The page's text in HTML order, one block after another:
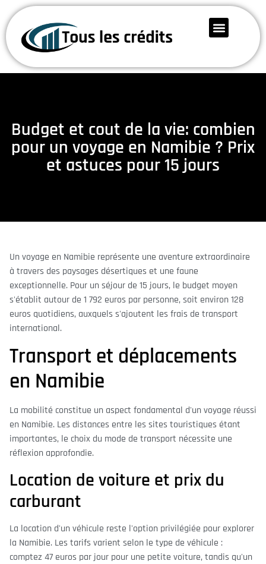
Budget et cout de la vie: combien
pour un voyage en Namibie ? Prix
et astuces pour 15 jours
Un voyage en Namibie représente une aventure extraordinaire
à travers des paysages désertiques et une faune
exceptionnelle. Pour un séjour de 15 jours, le budget moyen
s'établit autour de 1 792 euros par personne, soit environ 128
euros quotidiens, auxquels s'ajoutent les frais de transport
international.
Transport et déplacements
en Namibie
La mobilité constitue un aspect fondamental d'un voyage réussi
en Namibie. Les distances entre les sites touristiques étant
importantes, le choix du mode de transport nécessite une
réflexion approfondie.
Location de voiture et prix du
carburant
La location d'un véhicule reste l'option privilégiée pour explorer
la Namibie. Les tarifs varient selon le type de véhicule :
comptez 47 euros par jour pour une petite voiture, tandis qu'un